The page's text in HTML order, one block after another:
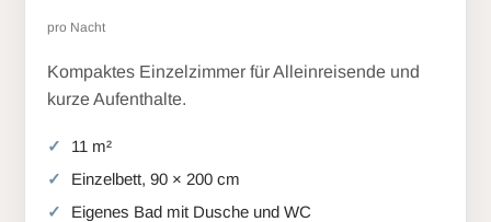
pro Nacht
Kompaktes Einzelzimmer für Alleinreisende und
kurze Aufenthalte.
11 m²
Einzelbett, 90 × 200 cm
Eigenes Bad mit Dusche und WC